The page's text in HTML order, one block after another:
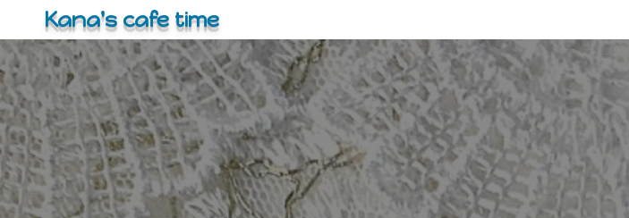
テ
ン
ツ
へ
ス
キ
ッ
Kana's cafe time